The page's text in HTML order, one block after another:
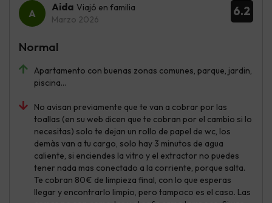
6.2
Aida Viajó en familia
Marzo 2026
Apartamento con buenas zonas comunes, parque, jardin,
piscina...
No avisan previamente que te van a cobrar por las
toallas (en su web dicen que te cobran por el cambio si lo
necesitas) solo te dejan un rollo de papel de wc, los
demàs van a tu cargo, solo hay 3 minutos de agua
caliente, si enciendes la vitro y el extractor no puedes
tener nada mas conectado a la corriente, porque salta.
Te cobran 80€ de limpieza final, con lo que esperas
llegar y encontrarlo limpio, pero tampoco es el caso. Las
Normal